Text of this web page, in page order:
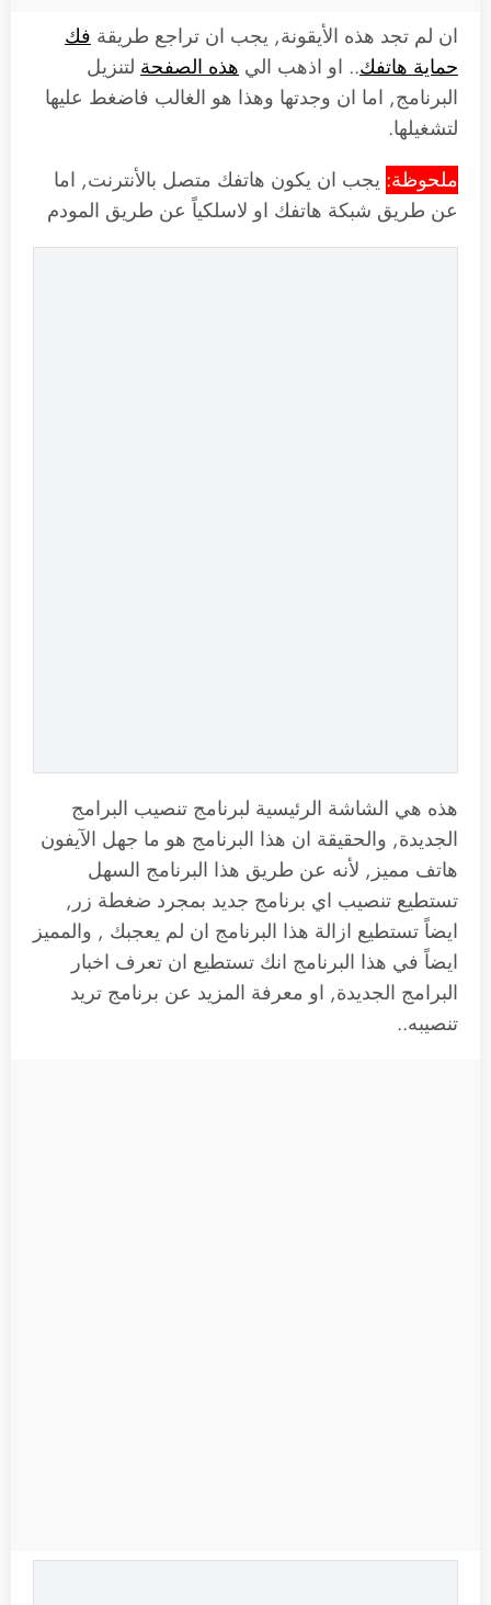
ان لم تجد هذه الأيقونة, يجب ان تراجع طريقة فك
حماية هاتفك.. او اذهب الي هذه الصفحة لتنزيل
البرنامج, اما ان وجدتها وهذا هو الغالب فاضغط عليها
لتشغيلها.
ملحوظة: يجب ان يكون هاتفك متصل بالأنترنت, اما
عن طريق شبكة هاتفك او لاسلكياً عن طريق المودم
هذه هي الشاشة الرئيسية لبرنامج تنصيب البرامج
الجديدة, والحقيقة ان هذا البرنامج هو ما جهل الآيفون
هاتف مميز, لأنه عن طريق هذا البرنامج السهل
تستطيع تنصيب اي برنامج جديد بمجرد ضغطة زر,
ايضاً تستطيع ازالة هذا البرنامج ان لم يعجبك , والمميز
ايضاً في هذا البرنامج انك تستطيع ان تعرف اخبار
البرامج الجديدة, او معرفة المزيد عن برنامج تريد
تنصيبه..